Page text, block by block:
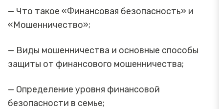
— Что такое «Финансовая безопасность» и
«Мошенничество»;
— Виды мошенничества и основные способы
защиты от финансового мошенничества;
— Определение уровня финансовой
безопасности в семье;